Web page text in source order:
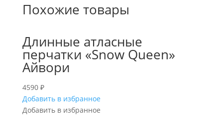
Похожие товары
Длинные атласные
перчатки «Snow Queen»
Айвори
4590 ₽
Добавить в избранное
Добавить в избранное